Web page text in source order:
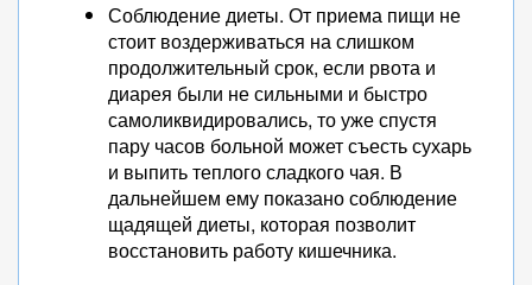
Соблюдение диеты. От приема пищи не
стоит воздерживаться на слишком
продолжительный срок, если рвота и
диарея были не сильными и быстро
самоликвидировались, то уже спустя
пару часов больной может съесть сухарь
и выпить теплого сладкого чая. В
дальнейшем ему показано соблюдение
щадящей диеты, которая позволит
восстановить работу кишечника.